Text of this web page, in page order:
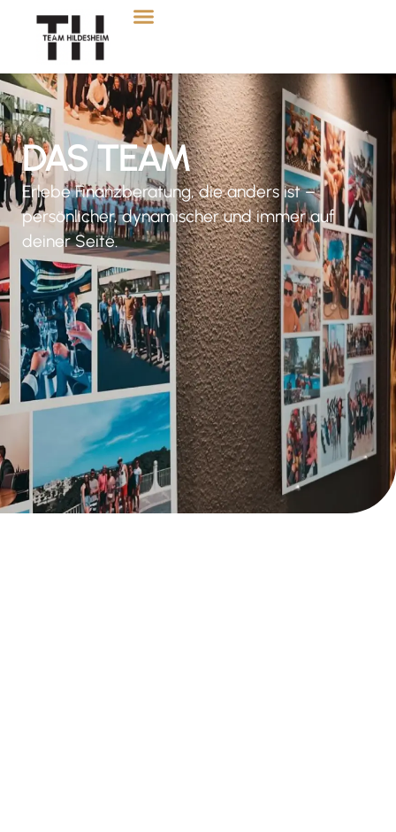
DAS TEAM
Erlebe Finanzberatung, die anders ist –
persönlicher, dynamischer und immer auf
deiner Seite.